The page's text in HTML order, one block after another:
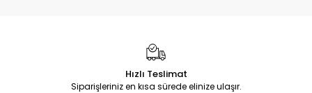
Hızlı Teslimat
Siparişleriniz en kısa sürede elinize ulaşır.